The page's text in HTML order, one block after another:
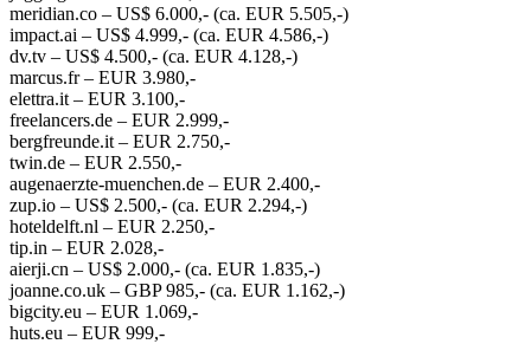
meridian.co – US$ 6.000,- (ca. EUR 5.505,-)
impact.ai – US$ 4.999,- (ca. EUR 4.586,-)
dv.tv – US$ 4.500,- (ca. EUR 4.128,-)
marcus.fr – EUR 3.980,-
elettra.it – EUR 3.100,-
freelancers.de – EUR 2.999,-
bergfreunde.it – EUR 2.750,-
twin.de – EUR 2.550,-
augenaerzte-muenchen.de – EUR 2.400,-
zup.io – US$ 2.500,- (ca. EUR 2.294,-)
hoteldelft.nl – EUR 2.250,-
tip.in – EUR 2.028,-
aierji.cn – US$ 2.000,- (ca. EUR 1.835,-)
joanne.co.uk – GBP 985,- (ca. EUR 1.162,-)
bigcity.eu – EUR 1.069,-
huts.eu – EUR 999,-